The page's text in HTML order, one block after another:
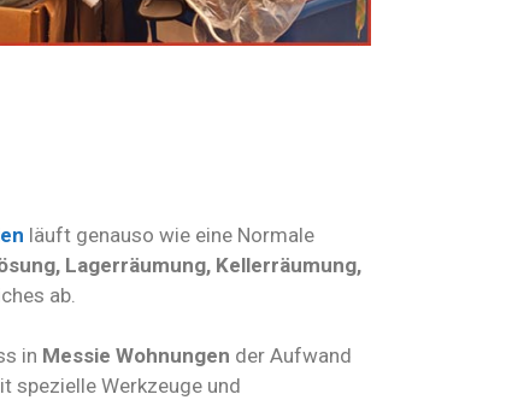
läuft genauso wie eine Normale
Lagerräumung, Kellerräumung,
ab.
in Messie Wohnungen der Aufwand
spezielle Werkzeuge und